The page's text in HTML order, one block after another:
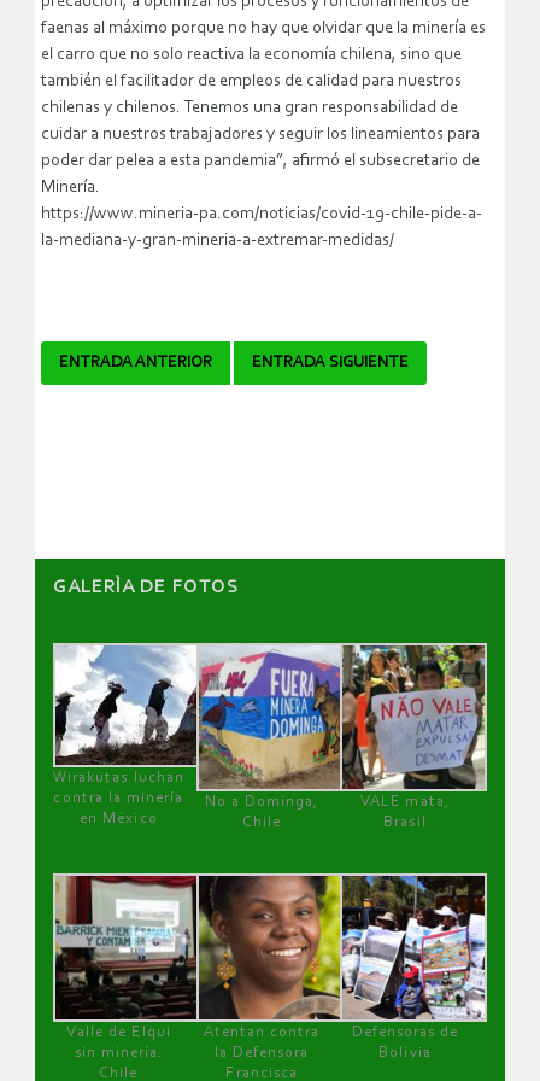
faenas al máximo porque no hay que olvidar que la minería es
el carro que no solo reactiva la economía chilena, sino que
también el facilitador de empleos de calidad para nuestros
chilenas y chilenos. Tenemos una gran responsabilidad de
cuidar a nuestros trabajadores y seguir los lineamientos para
poder dar pelea a esta pandemia”, afirmó el subsecretario de
Minería.
https://www.mineria-pa.com/noticias/covid-19-chile-pide-a-
la-mediana-y-gran-mineria-a-extremar-medidas/
Navegador
ENTRADA ANTERIOR ENTRADA SIGUIENTE
GALERÌA DE FOTOS
Wirakutas luchan
contra la minería
en México
No a Dominga,
Chile
VALE mata,
Brasil
Valle de Elqui
sin minería.
Chile
Atentan contra
la Defensora
Francisca
Defensoras de
Bolivia